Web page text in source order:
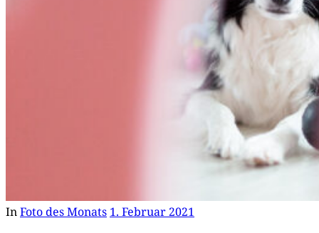
InFoto des Monats 1. Februar 2021